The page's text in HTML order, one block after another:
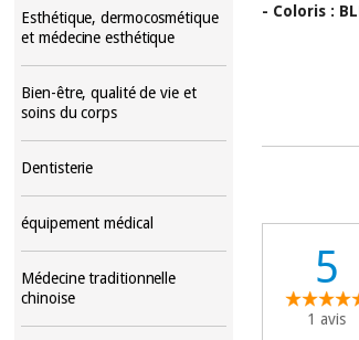
Esthétique, dermocosmétique
et médecine esthétique
Bien-être, qualité de vie et
soins du corps
Dentisterie
équipement médical
Médecine traditionnelle
chinoise
- Coloris :
5
1 avis